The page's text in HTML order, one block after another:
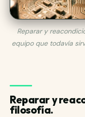
Reparar y
equipo que todavía
Reparar y
filosofía.